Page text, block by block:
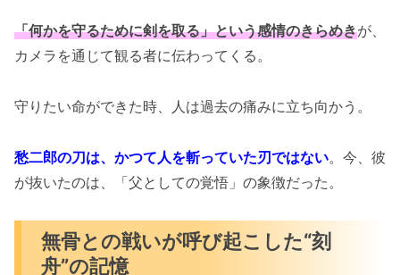
「何かを守るために剣を取る」という感情のきらめきが、
カメラを通じて観る者に伝わってくる。
守りたい命ができた時、人は過去の痛みに立ち向かう。
愁二郎の刀は、かつて人を斬っていた刃ではない。今、彼
が抜いたのは、「父としての覚悟」の象徴だった。
無骨との戦いが呼び起こした“刻
舟”の記憶